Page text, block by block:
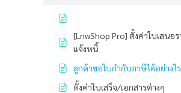
[LnwShop Pro] ตั้งค่าใบเสนอ
แจ้งหนี้
ลูกค้าขอใบกำกับภาษีได้อย่างไร
ตั้งค่าใบเสร็จ/เอกสารต่างๆ